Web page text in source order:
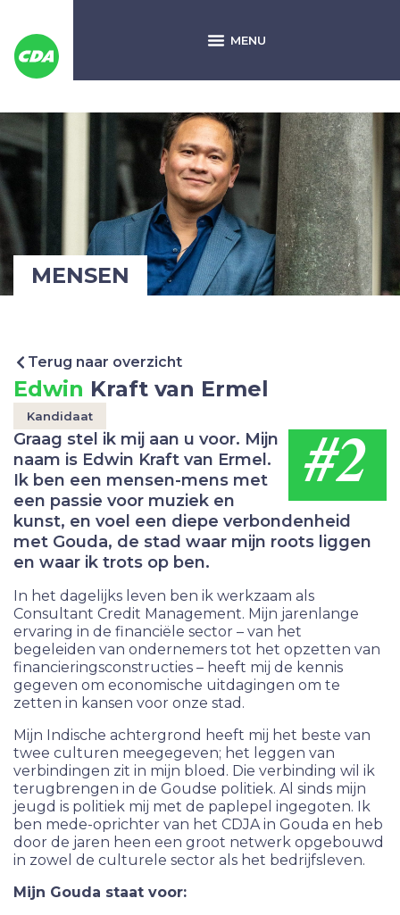
MENSEN
Terug naar overzicht
Edwin Kraft van Ermel
Kandidaat #2
Graag stel ik mij aan u voor. Mijn
naam is Edwin Kraft van Ermel.
Ik ben een mensen-mens met
een passie voor muziek en
kunst, en voel een diepe verbondenheid
met Gouda, de stad waar mijn roots liggen
en waar ik trots op ben.
In het dagelijks leven ben ik werkzaam als
Consultant Credit Management. Mijn jarenlange
ervaring in de financiële sector – van het
begeleiden van ondernemers tot het opzetten van
financieringsconstructies – heeft mij de kennis
gegeven om economische uitdagingen om te
zetten in kansen voor onze stad.
Mijn Indische achtergrond heeft mij het beste van
twee culturen meegegeven; het leggen van
verbindingen zit in mijn bloed. Die verbinding wil ik
terugbrengen in de Goudse politiek. Al sinds mijn
jeugd is politiek mij met de paplepel ingegoten. Ik
ben mede-oprichter van het CDJA in Gouda en heb
door de jaren heen een groot netwerk opgebouwd
in zowel de culturele sector als het bedrijfsleven.
Mijn Gouda staat voor: